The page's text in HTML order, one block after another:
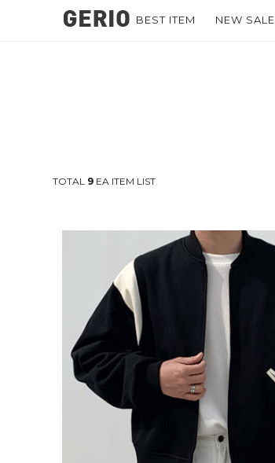
BEST ITEM NEW SALE
TOTAL 9 EA ITEM LIST